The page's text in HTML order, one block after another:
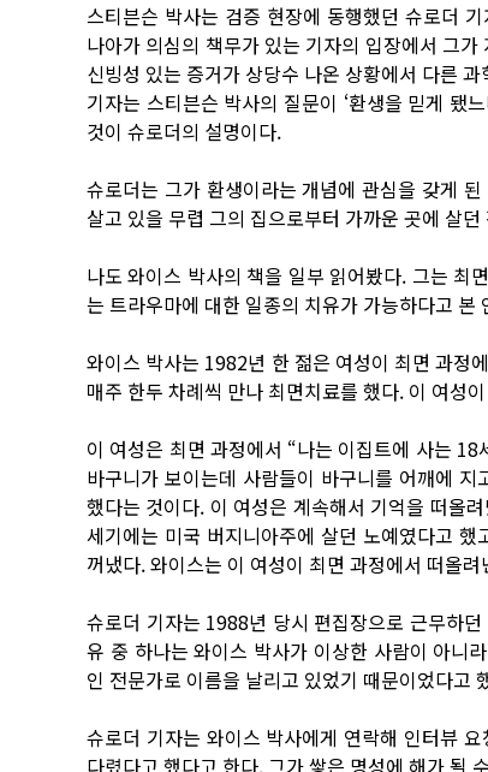
스티븐슨 박사는 검증 현장에 동행했던 슈로더
나아가 의심의 책무가 있는 기자의 입장에서 그
신빙성 있는 증거가 상당수 나온 상황에서 다른
기자는 스티븐슨 박사의 질문이 ‘환생을 믿게 됐
것이 슈로더의 설명이다.
슈로더는 그가 환생이라는 개념에 관심을 갖게
살고 있을 무렵 그의 집으로부터 가까운 곳에 살
나도 와이스 박사의 책을 일부 읽어봤다. 그는 최
는 트라우마에 대한 일종의 치유가 가능하다고 본
와이스 박사는 1982년 한 젊은 여성이 최면 과정
매주 한두 차례씩 만나 최면치료를 했다. 이 여성
이 여성은 최면 과정에서 “나는 이집트에 사는
바구니가 보이는데 사람들이 바구니를 어깨에
했다는 것이다. 이 여성은 계속해서 기억을 떠올
세기에는 미국 버지니아주에 살던 노예였다고
꺼냈다. 와이스는 이 여성이 최면 과정에서 떠올
슈로더 기자는 1988년 당시 편집장으로 근무하
유 중 하나는 와이스 박사가 이상한 사람이 아니
인 전문가로 이름을 날리고 있었기 때문이었다고
슈로더 기자는 와이스 박사에게 연락해 인터뷰
다렸다고 했다고 한다. 그가 쌓은 명성에 해가 될